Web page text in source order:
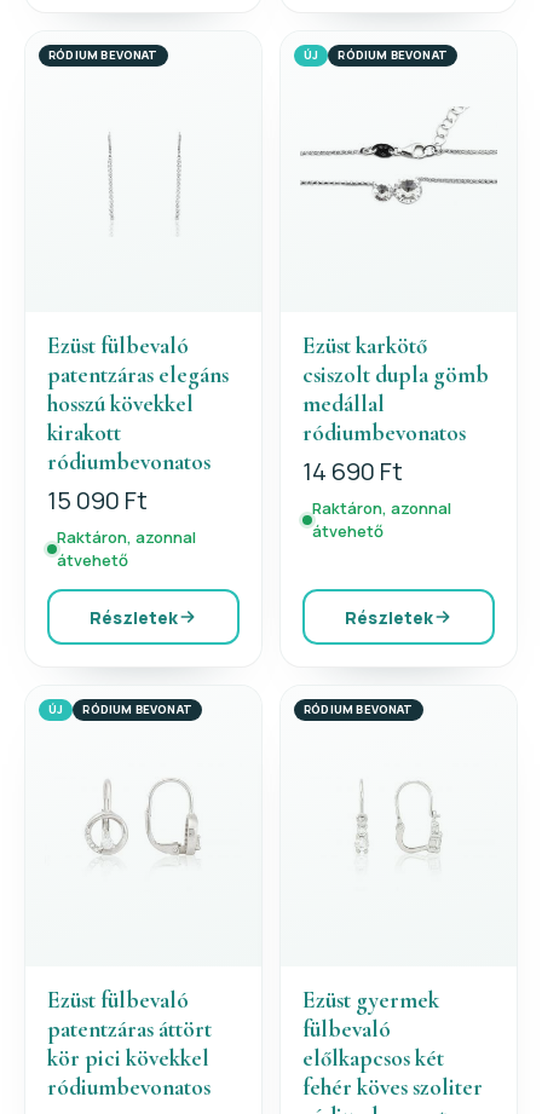
RÓDIUM BEVONAT
Ezüst fülbevaló
patentzáras elegáns
hosszú kövekkel
kirakott
ródiumbevonatos
15 090 Ft
Raktáron, azonnal
átvehető
Részletek
ÚJ RÓDIUM BEVONAT
Ezüst karkötő
csiszolt dupla gömb
medállal
ródiumbevonatos
14 690 Ft
Raktáron, azonnal
átvehető
Részletek
ÚJ RÓDIUM BEVONAT
Ezüst fülbevaló
patentzáras áttört
kör pici kövekkel
ródiumbevonatos
RÓDIUM BEVONAT
Ezüst gyermek
fülbevaló
előlkapcsos két
fehér köves szoliter